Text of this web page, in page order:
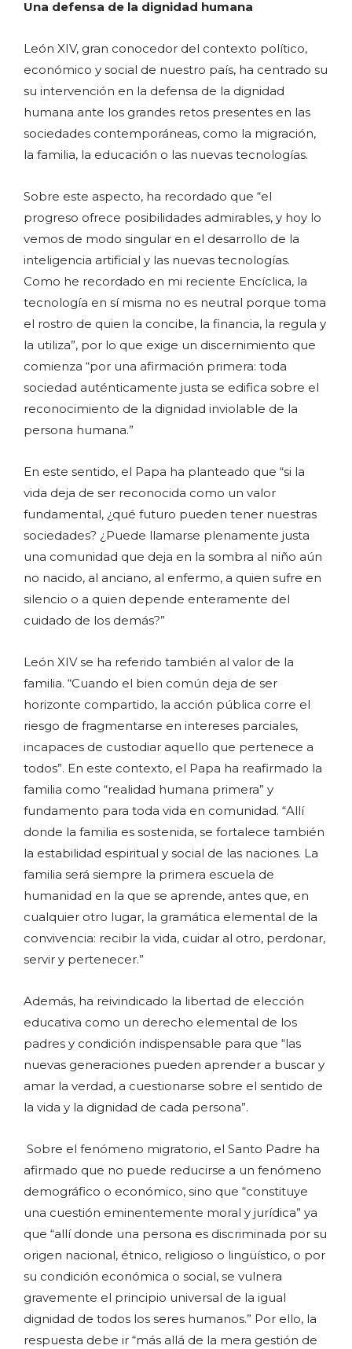
Una defensa de la dignidad humana
León XIV, gran conocedor del contexto político,
económico y social de nuestro país, ha centrado su
su intervención en la defensa de la dignidad
humana ante los grandes retos presentes en las
sociedades contemporáneas, como la migración,
la familia, la educación o las nuevas tecnologías.
Sobre este aspecto, ha recordado que “el
progreso ofrece posibilidades admirables, y hoy lo
vemos de modo singular en el desarrollo de la
inteligencia artificial y las nuevas tecnologías.
Como he recordado en mi reciente Encíclica, la
tecnología en sí misma no es neutral porque toma
el rostro de quien la concibe, la financia, la regula y
la utiliza”, por lo que exige un discernimiento que
comienza “por una afirmación primera: toda
sociedad auténticamente justa se edifica sobre el
reconocimiento de la dignidad inviolable de la
persona humana.”
En este sentido, el Papa ha planteado que “si la
vida deja de ser reconocida como un valor
fundamental, ¿qué futuro pueden tener nuestras
sociedades? ¿Puede llamarse plenamente justa
una comunidad que deja en la sombra al niño aún
no nacido, al anciano, al enfermo, a quien sufre en
silencio o a quien depende enteramente del
cuidado de los demás?”
León XIV se ha referido también al valor de la
familia. “Cuando el bien común deja de ser
horizonte compartido, la acción pública corre el
riesgo de fragmentarse en intereses parciales,
incapaces de custodiar aquello que pertenece a
todos”. En este contexto, el Papa ha reafirmado la
familia como “realidad humana primera” y
fundamento para toda vida en comunidad. “Allí
donde la familia es sostenida, se fortalece también
la estabilidad espiritual y social de las naciones. La
familia será siempre la primera escuela de
humanidad en la que se aprende, antes que, en
cualquier otro lugar, la gramática elemental de la
convivencia: recibir la vida, cuidar al otro, perdonar,
servir y pertenecer.”
Además, ha reivindicado la libertad de elección
educativa como un derecho elemental de los
padres y condición indispensable para que “las
nuevas generaciones pueden aprender a buscar y
amar la verdad, a cuestionarse sobre el sentido de
la vida y la dignidad de cada persona”.
Sobre el fenómeno migratorio, el Santo Padre ha
afirmado que no puede reducirse a un fenómeno
demográfico o económico, sino que “constituye
una cuestión eminentemente moral y jurídica” ya
que “allí donde una persona es discriminada por su
origen nacional, étnico, religioso o lingüístico, o por
su condición económica o social, se vulnera
gravemente el principio universal de la igual
dignidad de todos los seres humanos.” Por ello, la
respuesta debe ir “más allá de la mera gestión de